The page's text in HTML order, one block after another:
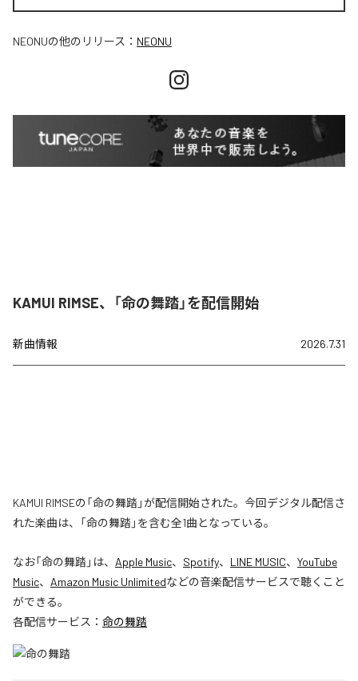
NEONUの他のリリース： NEONU
KAMUI RIMSE、「命の舞踏」を配信開始
新曲情報 2026.7.31
KAMUI RIMSEの「命の舞踏」が配信開始された。今回デジタル配信さ
れた楽曲は、「命の舞踏」を含む全1曲となっている。
なお「命の舞踏 」は、 Apple Music、 Spotify、 LINE MUSIC、 YouTube
Music、 Amazon Music Unlimitedなどの音楽配信サービスで聴くこと
ができる。
各配信サービス： 命の舞踏